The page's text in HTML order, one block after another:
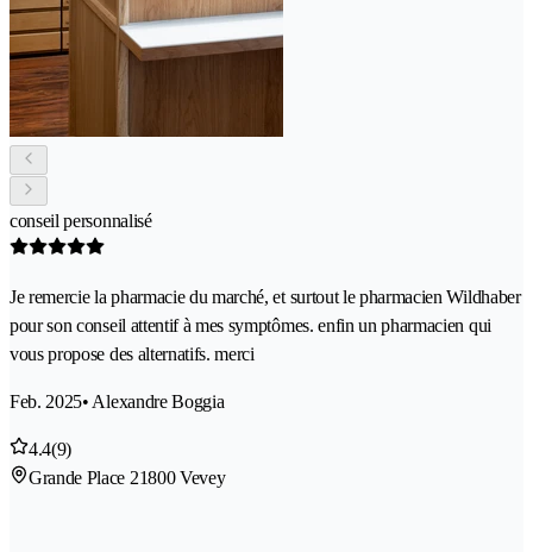
conseil personnalisé
Je remercie la pharmacie du marché, et surtout le pharmacien Wildhaber
pour son conseil attentif à mes symptômes. enfin un pharmacien qui
vous propose des alternatifs. merci
Feb. 2025• Alexandre Boggia
4.4(9)
Grande Place 21800 Vevey